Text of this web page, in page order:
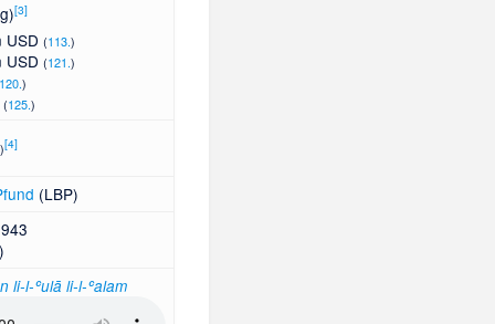
[3]
USD (113.)
USD (121.)
120.)
(125.)
[4]
(LBP)
)
li-l-ʿulā li-l-ʿalam